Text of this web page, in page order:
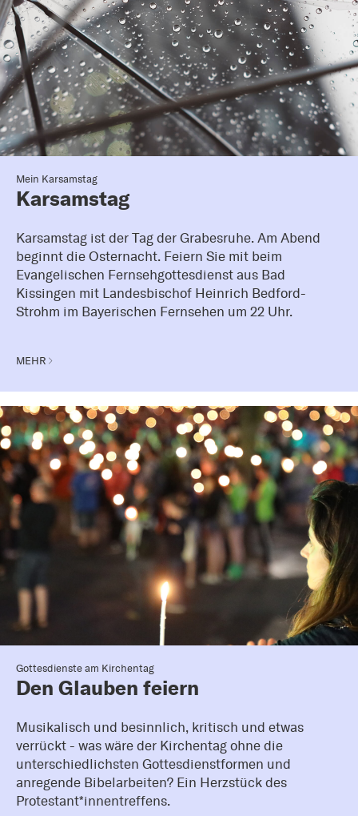
Mein Karsamstag
Karsamstag
Karsamstag ist der Tag der Grabesruhe. Am Abend
beginnt die Osternacht. Feiern Sie mit beim
Evangelischen Fernsehgottesdienst aus Bad
Kissingen mit Landesbischof Heinrich Bedford-
Strohm im Bayerischen Fernsehen um 22 Uhr.
MEHR
Gottesdienste am Kirchentag
Den Glauben feiern
Musikalisch und besinnlich, kritisch und etwas
verrückt - was wäre der Kirchentag ohne die
unterschiedlichsten Gottesdienstformen und
anregende Bibelarbeiten? Ein Herzstück des
Protestant*innentreffens.